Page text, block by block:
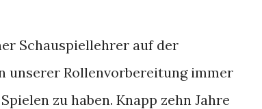
Schauspiellehrer auf der
unserer Rollenvorbereitung immer
zu haben. Knapp zehn Jahre